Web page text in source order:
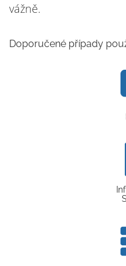
vážně.
Doporučené případy